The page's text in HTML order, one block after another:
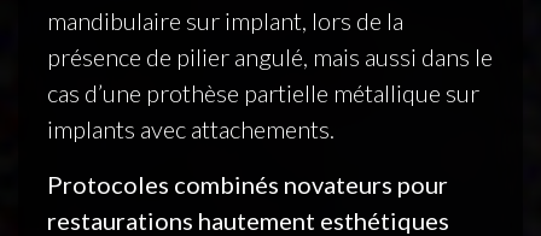
mandibulaire sur implant, lors de la
présence de pilier angulé, mais aussi dans le
cas d’une prothèse partielle métallique sur
implants avec attachements.
Protocoles combinés novateurs pour
restaurations hautement esthétiques